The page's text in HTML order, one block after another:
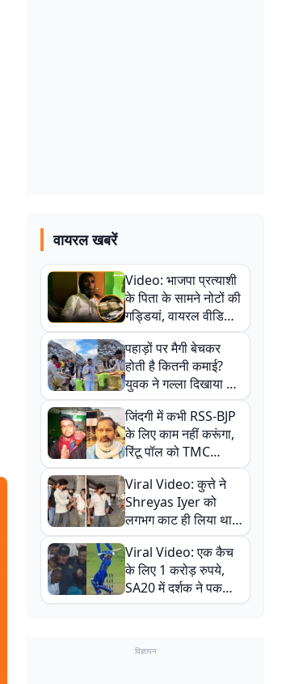
वायरल खबरें
Video: भाजपा प्रत्याशी
के पिता के सामने नोटों की
गड्डियां, वायरल वीडियो
से राजनीति में उबाल,
अजित महतो बोले- TMC
की गंदी चाल
पहाड़ों पर मैगी बेचकर
होती है कितनी कमाई?
युवक ने गल्ला दिखाया तो
नौकरी वालों के खड़े हो गए
कान
जिंदगी में कभी RSS-BJP
के लिए काम नहीं करूंगा,
रिंटू पॉल को TMC
ऑफिस में ले जाकर पीटा,
Video वायरल
Viral Video: कुत्ते ने
Shreyas Iyer को
लगभग काट ही लिया था,
न्यूजीलैंड सीरीज से पहले
बाल-बाल बचे
Viral Video: एक कैच
के लिए 1 करोड़ रुपये,
SA20 में दर्शक ने पकड़ा
एक हाथ से गजब का कैच
विज्ञापन